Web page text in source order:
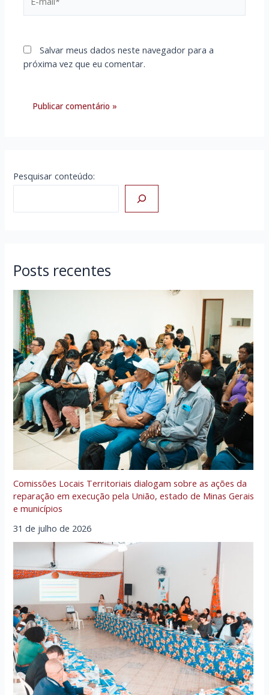
mail*
Salvar meus dados neste navegador para a
próxima vez que eu comentar.
Pesquisar conteúdo:
Posts recentes
Comissões Locais Territoriais dialogam sobre as ações da
reparação em execução pela União, estado de Minas Gerais
e municípios
31 de julho de 2026